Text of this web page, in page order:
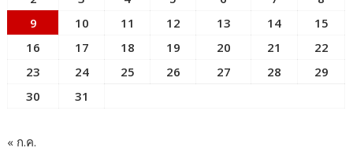
9
10 11 12 13 14
15
16
17 18 19 20 21
22
23
24 25 26 27 28
29
30
31
« ก.ค.